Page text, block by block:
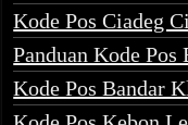
Kode Pos Ciadeg
Panduan Kode
Kode Pos Bandar